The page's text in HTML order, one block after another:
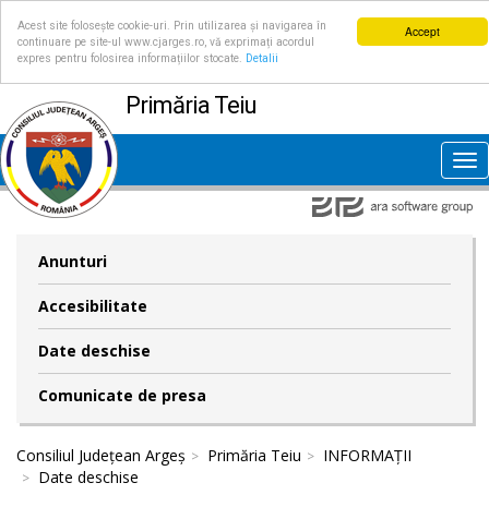
Accept
Acest site folosește cookie-uri. Prin utilizarea și navigarea în
continuare pe site-ul www.cjarges.ro, vă exprimați acordul
expres pentru folosirea informațiilor stocate.
Detalii
Primăria Teiu
Anunturi
Accesibilitate
Date deschise
Comunicate de presa
Consiliul Județean Argeș Primăria Teiu
INFORMAȚII
Date deschise